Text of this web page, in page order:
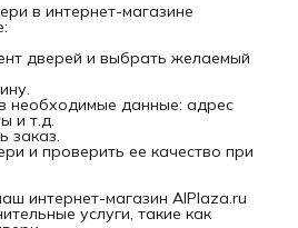
в интернет-магазине
дверей и выбрать желаемый
необходимые данные: адрес
и т.д.
заказ.
и проверить ее качество при
интернет-магазин AlPlaza.ru
услуги, такие как